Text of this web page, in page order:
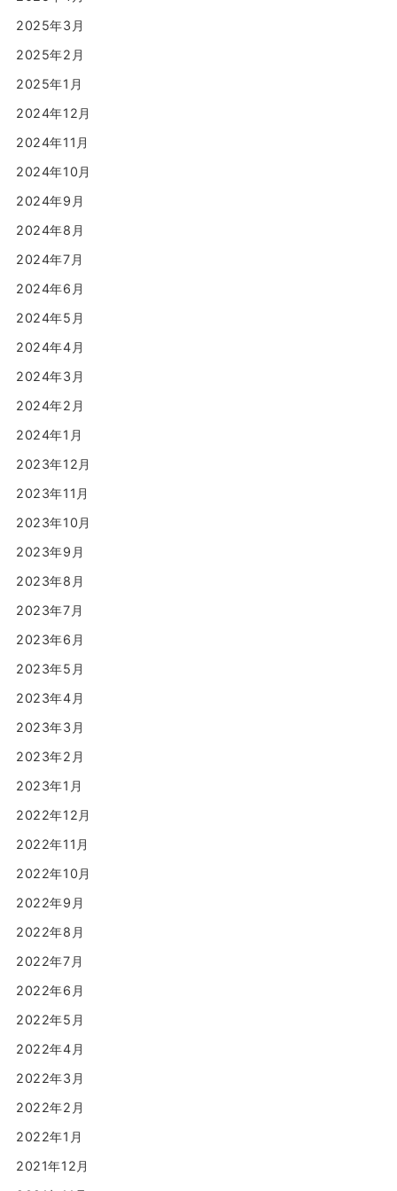
2025年3月
2025年2月
2025年1月
2024年12月
2024年11月
2024年10月
2024年9月
2024年8月
2024年7月
2024年6月
2024年5月
2024年4月
2024年3月
2024年2月
2024年1月
2023年12月
2023年11月
2023年10月
2023年9月
2023年8月
2023年7月
2023年6月
2023年5月
2023年4月
2023年3月
2023年2月
2023年1月
2022年12月
2022年11月
2022年10月
2022年9月
2022年8月
2022年7月
2022年6月
2022年5月
2022年4月
2022年3月
2022年2月
2022年1月
2021年12月